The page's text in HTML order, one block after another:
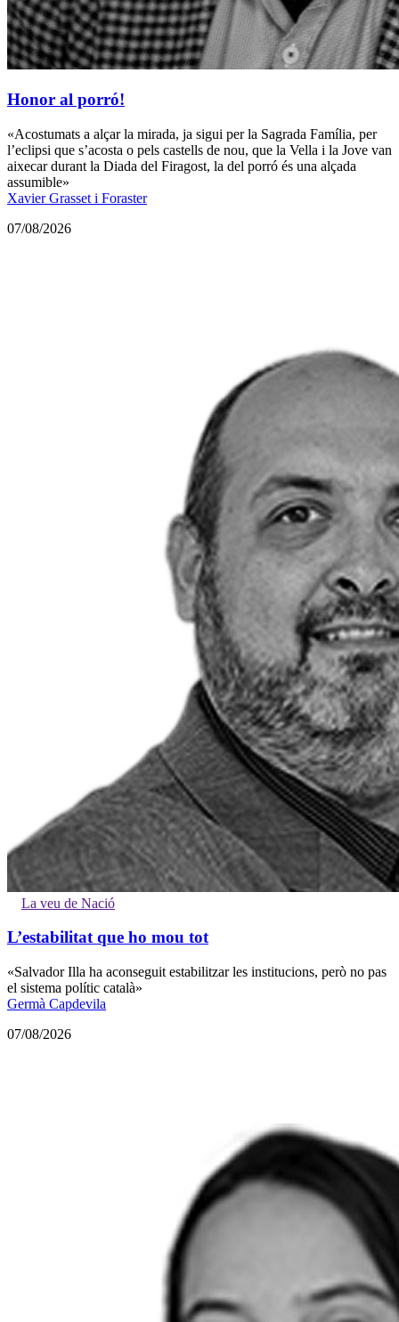
Honor al porró!
«Acostumats a alçar la mirada, ja sigui per la Sagrada Família, per
l’eclipsi que s’acosta o pels castells de nou, que la Vella i la Jove van
aixecar durant la Diada del Firagost, la del porró és una alçada
assumible»
Xavier Grasset i Foraster
07/08/2026
La veu de Nació
L’estabilitat que ho mou tot
«Salvador Illa ha aconseguit estabilitzar les institucions, però no pas
el sistema polític català»
Germà Capdevila
07/08/2026